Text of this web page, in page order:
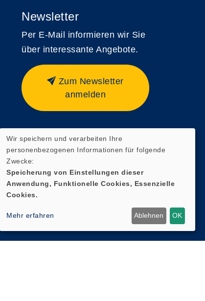
Newsletter
Per E-Mail informieren wir Sie
über interessante Angebote.
Zum Newsletter
anmelden
Widerrufsformular
Wir speichern und verarbeiten Ihre
personenbezogenen Informationen für folgende
Zwecke:
Speicherung von Einstellungen dieser
Anwendung, Funktionelle Cookies, Essenzielle
Cookies.
Mehr erfahren Ablehnen OK